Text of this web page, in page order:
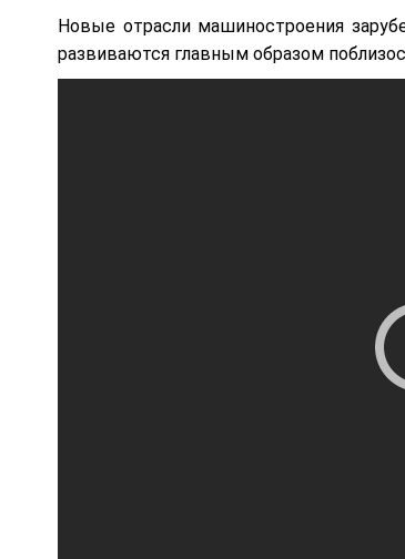
Новые отрасли машиностроения
развиваются главным образом